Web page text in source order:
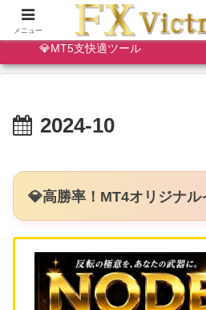
🔷天・底狙い撃ちインジ
💎MT5支快適ツール
2024-10
💎高勝率！MT4オリジナル
メニュー